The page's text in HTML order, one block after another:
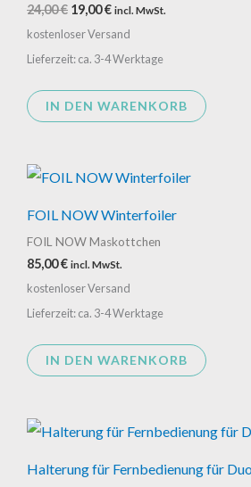
24,00€ 19,00€ incl. MwSt.
kostenloser Versand
Lieferzeit: ca. 3-4 Werktage
IN DEN WARENKORB
FOIL NOW Winterfoiler
FOIL NOW Maskottchen
85,00€ incl. MwSt.
kostenloser Versand
Lieferzeit: ca. 3-4 Werktage
IN DEN WARENKORB
Halterung für Fernbedienung für